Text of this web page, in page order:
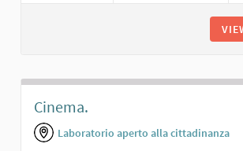
Cinema.
Laboratorio aperto alla cittadinanza